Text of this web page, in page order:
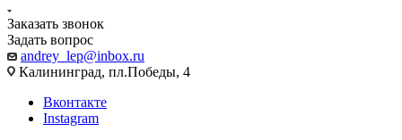
Заказать звонок
Задать вопрос
andrey_lep@inbox.ru
Калининград, пл.Победы, 4
Вконтакте
Instagram